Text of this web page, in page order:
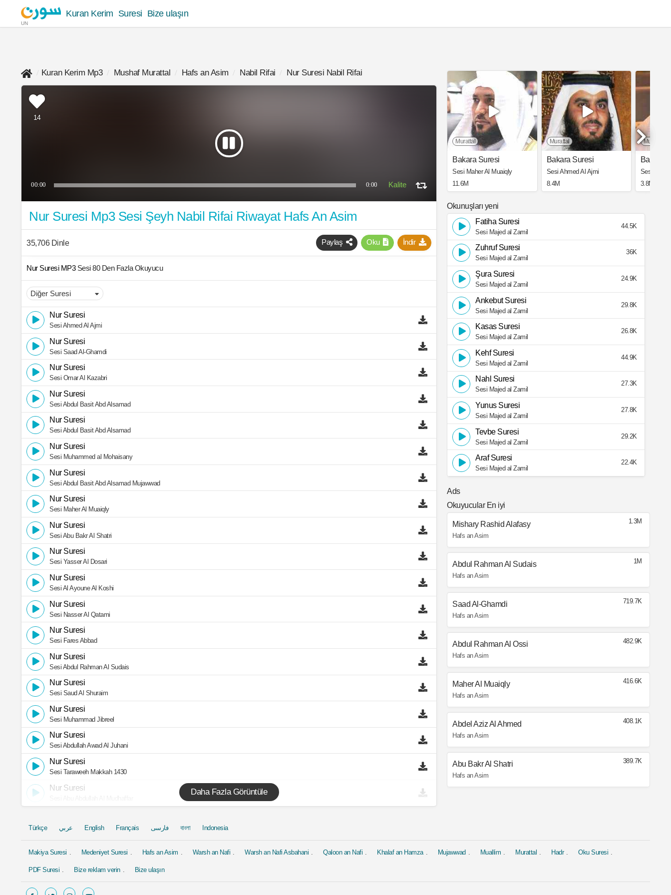
UN
Kuran Kerim Suresi Bize ulaşın
Kuran Kerim Mp3 Mushaf Murattal Hafs an Asim Nabil Rifai Nur Suresi Nabil Rifai
14
00:00 0:00
Nur Suresi Mp3 Sesi Şeyh Nabil Rifai Riwayat Hafs An Asim
35,706 Dinle İndir
Oku
Paylaş
Nur Suresi MP3 Sesi 80 Den Fazla Okuyucu
Nur Suresi
Sesi Ahmed Al Ajmi
Nur Suresi
Sesi Saad Al-Ghamdi
Nur Suresi
Sesi Omar Al Kazabri
Nur Suresi
Sesi Abdul Basit Abd Alsamad
Nur Suresi
Sesi Abdul Basit Abd Alsamad
Nur Suresi
Sesi Muhammed al Mohaisany
Nur Suresi
Sesi Abdul Basit Abd Alsamad Mujawwad
Nur Suresi
Sesi Maher Al Muaiqly
Nur Suresi
Sesi Abu Bakr Al Shatri
Nur Suresi
Sesi Yasser Al Dosari
Nur Suresi
Sesi Al Ayoune Al Koshi
Nur Suresi
Sesi Nasser Al Qatami
Nur Suresi
Sesi Fares Abbad
Nur Suresi
Sesi Abdul Rahman Al Sudais
Nur Suresi
Sesi Saud Al Shuraim
Nur Suresi
Sesi Muhammad Jibreel
Nur Suresi
Sesi Abdullah Awad Al Juhani
Nur Suresi
Sesi Taraweeh Makkah 1430
Nur Suresi Daha Fazla Görüntüle
Murattal
Bakara Suresi
Sesi Maher Al Muaiqly
11.6M
Murattal
Bakara Suresi
Sesi Ahmed Al Ajmi
8.4M
Murattal
Bakara
Sesi Saad
3.8M
Okunuşları yeni
Fatiha Suresi
Sesi Majed al Zamil
44.5K
Zuhruf Suresi
Sesi Majed al Zamil
36K
Şura Suresi
Sesi Majed al Zamil
24.9K
Ankebut Suresi
Sesi Majed al Zamil
29.8K
Kasas Suresi
Sesi Majed al Zamil
26.8K
Kehf Suresi
Sesi Majed al Zamil
44.9K
Nahl Suresi
Sesi Majed al Zamil
27.3K
Yunus Suresi
Sesi Majed al Zamil
27.8K
Tevbe Suresi
Sesi Majed al Zamil
29.2K
Araf Suresi
Sesi Majed al Zamil
22.4K
Ads
Okuyucular En iyi
Mishary Rashid Alafasy
Hafs an Asim
1.3M
Abdul Rahman Al Sudais
Hafs an Asim
1M
Saad Al-Ghamdi
Hafs an Asim
719.7K
Abdul Rahman Al Ossi
Hafs an Asim
482.9K
Maher Al Muaiqly
Hafs an Asim
416.6K
Abdel Aziz Al Ahmed
Hafs an Asim
408.1K
Abu Bakr Al Shatri
Hafs an Asim
389.7K
Türkçe عربي English Français فارسی বাংলা Indonesia
Makiya Suresi Medeniyet Suresi Hafs an Asim Warsh an Nafi Warsh an Nafi Asbahani Qaloon an Nafi Khalaf an Hamza Mujawwad Muallim Murattal Hadr Oku Suresi
PDF Suresi Bize reklam verin Bize ulaşın